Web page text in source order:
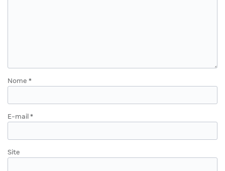
Nome *
E-mail *
Site